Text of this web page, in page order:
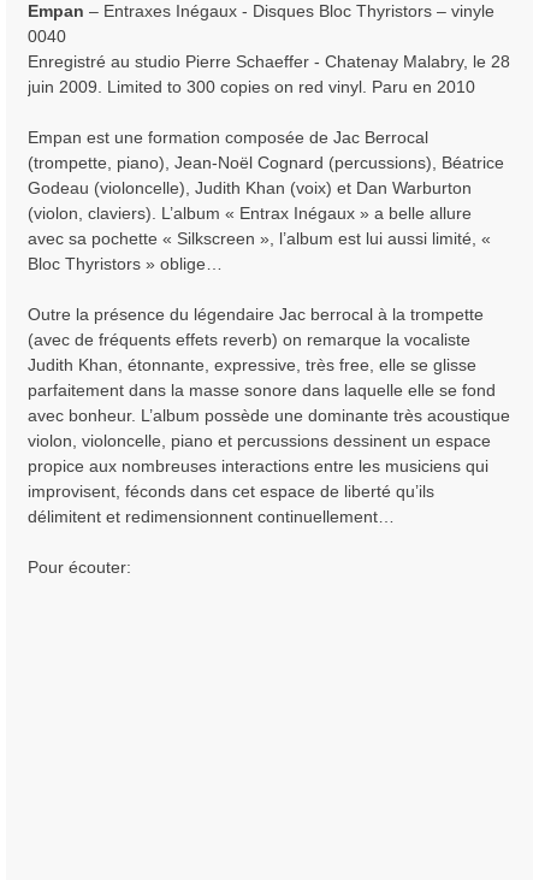
g
e
Empan ‎– Entraxes Inégaux - Disques Bloc Thyristors ‎– vinyle
0040
Enregistré au studio Pierre Schaeffer - Chatenay Malabry, le 28
juin 2009. Limited to 300 copies on red vinyl. Paru en 2010
Empan est une formation composée de Jac Berrocal
(trompette, piano), Jean-Noël Cognard (percussions), Béatrice
Godeau (violoncelle), Judith Khan (voix) et Dan Warburton
(violon, claviers). L’album « Entrax Inégaux » a belle allure
avec sa pochette « Silkscreen », l’album est lui aussi limité, «
Bloc Thyristors » oblige…
Outre la présence du légendaire Jac berrocal à la trompette
(avec de fréquents effets reverb) on remarque la vocaliste
Judith Khan, étonnante, expressive, très free, elle se glisse
parfaitement dans la masse sonore dans laquelle elle se fond
avec bonheur. L’album possède une dominante très acoustique
violon, violoncelle, piano et percussions dessinent un espace
propice aux nombreuses interactions entre les musiciens qui
improvisent, féconds dans cet espace de liberté qu’ils
délimitent et redimensionnent continuellement…
Pour écouter: